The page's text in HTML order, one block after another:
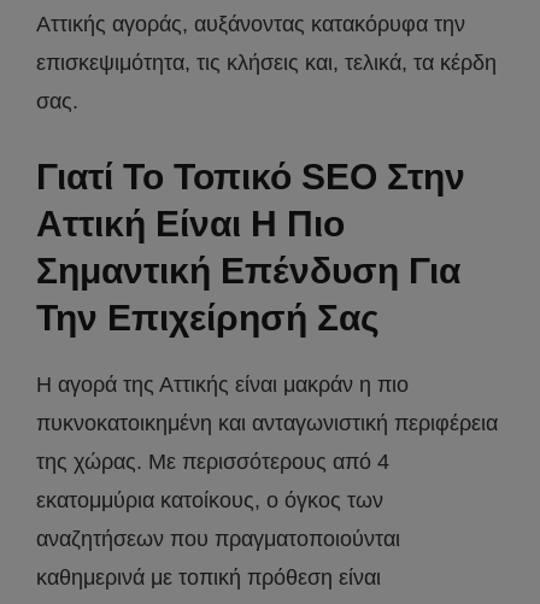
Αττικής αγοράς, αυξάνοντας κατακόρυφα την
επισκεψιμότητα, τις κλήσεις και, τελικά, τα κέρδη
σας.
Γιατί Το Τοπικό SEO Στην
Αττική Είναι Η Πιο
Σημαντική Επένδυση Για
Την Επιχείρησή Σας
Η αγορά της Αττικής είναι μακράν η πιο
πυκνοκατοικημένη και ανταγωνιστική περιφέρεια
της χώρας. Με περισσότερους από 4
εκατομμύρια κατοίκους, ο όγκος των
αναζητήσεων που πραγματοποιούνται
καθημερινά με τοπική πρόθεση είναι